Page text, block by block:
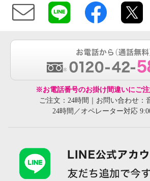
※お電話番号のお掛け間違いにご注
ご注文：24時間｜お問い合わせ：
24時間／オペレーター対応